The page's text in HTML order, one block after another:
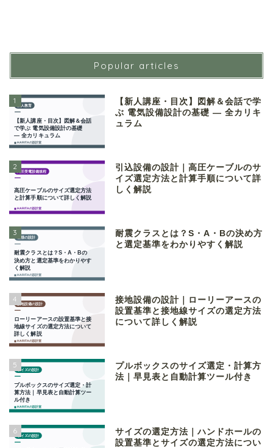
Popular articles
1
【新人講座・目次】図解＆会話で学
ぶ 電気設備設計の基礎 ― 全カリキ
ュラム
2
引込設備の設計｜高圧ケーブルのサ
イズ選定方法と計算手順について詳
しく解説
3
耐震クラスとは？S・A・Bの決め方
と選定基準をわかりやすく解説
4
接地設備の設計｜ローリーアースの
設置基準と接地線サイズの選定方法
について詳しく解説
5
プルボックスのサイズ選定・計算方
法｜早見表と自動計算ツール付き
6
サイズの選定方法｜ハンドホールの
設置基準とサイズの選定方法につい